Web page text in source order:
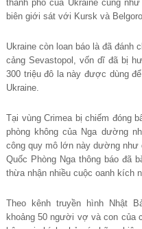
thành phố của Ukraine cũng
biên giới sát với Kursk và
Ukraine còn loan báo là đã đánh
cảng Sevastopol, vốn dĩ đã bị
300 triệu đô la này được dùng
Ukraine.
Tại vùng Crimea bị chiếm đóng
phòng không của Nga dường
công quy mô lớn này dường
Quốc Phòng Nga thông báo đã
thừa nhận nhiều cuộc oanh kích
Theo kênh truyền hình Nhật
khoảng 50 người vợ và con của